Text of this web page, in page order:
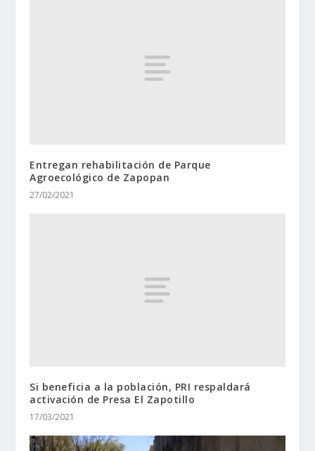
Entregan rehabilitación de Parque
Agroecológico de Zapopan
27/02/2021
Si beneficia a la población, PRI respaldará
activación de Presa El Zapotillo
17/03/2021